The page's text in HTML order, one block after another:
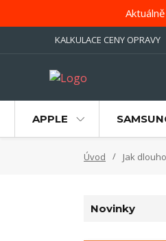
KALKULACE CENY OPRAVY
APPLE
Úvod Jak
Novinky